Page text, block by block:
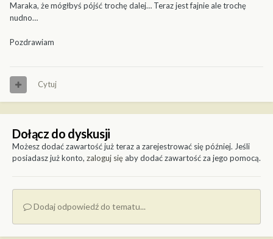
Maraka, że mógłbyś pójść trochę dalej… Teraz jest fajnie ale trochę
nudno…
Pozdrawiam
Cytuj
Dołącz do dyskusji
Możesz dodać zawartość już teraz a zarejestrować się później. Jeśli
posiadasz już konto, zaloguj sięaby dodać zawartość za jego pomocą.
Dodaj odpowiedź do tematu...